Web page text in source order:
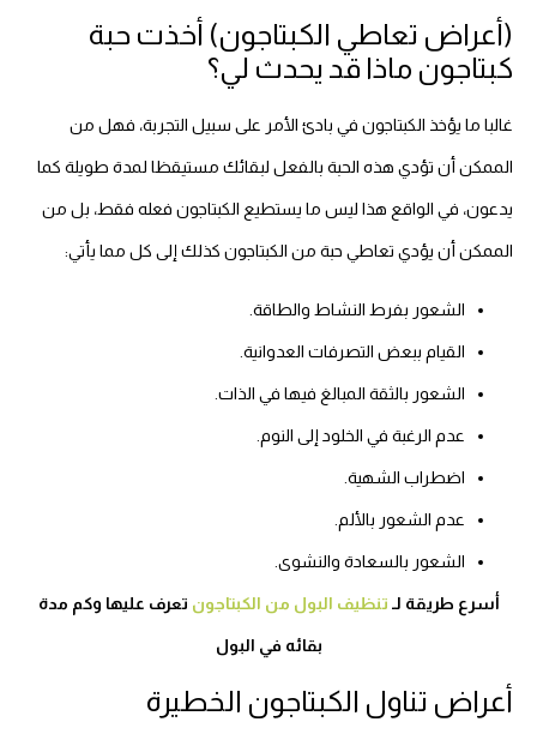
(أعراض تعاطي الكبتاجون) أخذت حبة
كبتاجون ماذا قد يحدث لي؟
غالبا ما يؤخذ الكبتاجون في بادئ الأمر على سبيل التجربة، فهل من
الممكن أن تؤدي هذه الحبة بالفعل لبقائك مستيقظا لمدة طويلة كما
يدعون، في الواقع هذا ليس ما يستطيع الكبتاجون فعله فقط، بل من
الممكن أن يؤدي تعاطي حبة من الكبتاجون كذلك إلى كل مما يأتي:
الشعور بفرط النشاط والطاقة.
القيام ببعض التصرفات العدوانية.
الشعور بالثقة المبالغ فيها في الذات.
عدم الرغبة في الخلود إلى النوم.
اضطراب الشهية.
عدم الشعور بالألم.
الشعور بالسعادة والنشوى.
أسرع طريقة لـ تنظيف البول من الكبتاجون تعرف عليها وكم مدة
بقائه في البول
أعراض تناول الكبتاجون الخطيرة